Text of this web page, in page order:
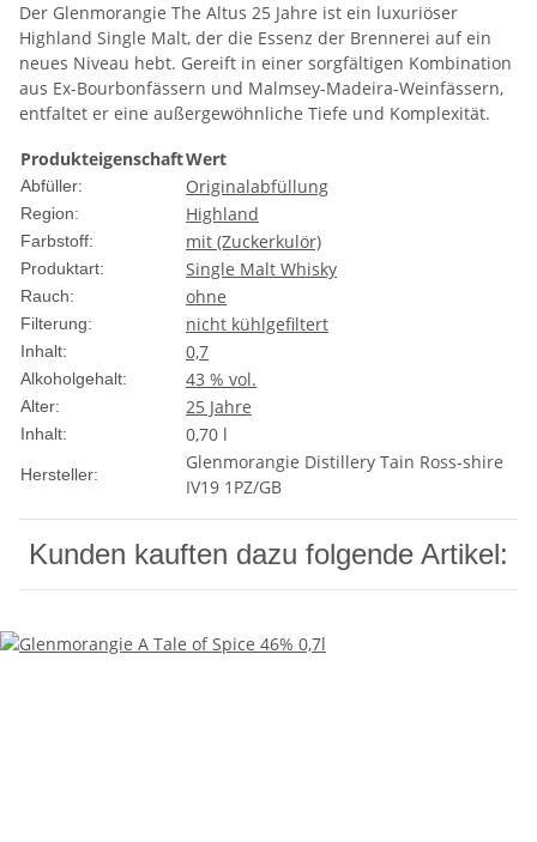
Der Glenmorangie The Altus 25 Jahre ist ein luxuriöser
Highland Single Malt, der die Essenz der Brennerei auf ein
neues Niveau hebt. Gereift in einer sorgfältigen Kombination
aus Ex-Bourbonfässern und Malmsey-Madeira-Weinfässern,
entfaltet er eine außergewöhnliche Tiefe und Komplexität.
ProdukteigenschaftWert
Abfüller: Originalabfüllung
Region: Highland
Farbstoff: mit (Zuckerkulör)
Produktart: Single Malt Whisky
Rauch: ohne
Filterung: nicht kühlgefiltert
Inhalt: 0,7
Alkoholgehalt: 43 % vol.
Alter: 25 Jahre
Inhalt: 0,70 l
Hersteller:
Glenmorangie Distillery Tain Ross-shire
IV19 1PZ/GB
Kunden kauften dazu folgende Artikel: